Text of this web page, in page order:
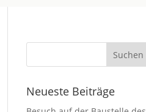
Neueste Beiträge